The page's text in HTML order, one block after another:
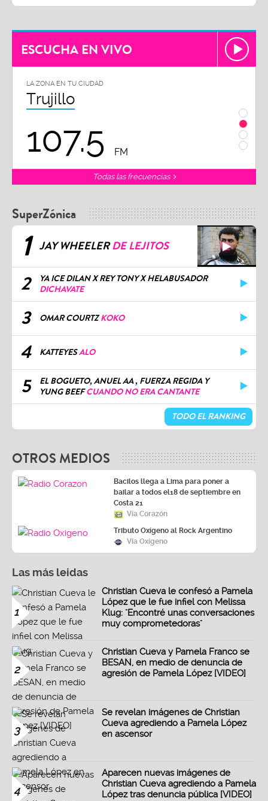
ESCUCHA EN VIVO
LA ZONA EN TU CIUDAD
Trujillo
107.5 FM
Todas las frecuencias
SuperZónica
1 JAY WHEELERDE LEJITOS
2
YA ICE DILAN X REY TONY X HELABUSADOR
DICHAVATE
3 OMAR COURTZKOKO
4 KATTEYESALO
5
EL BOGUETO, ANUEL AA , FUERZA REGIDA Y
YUNG BEEFCUANDO NO ERA CANTANTE
TODO EL RANKING
OTROS MEDIOS
Bacilos llega a Lima para poner a
bailar a todos el18 de septiembre en
Costa 21
Vía Corazón
Tributo Oxígeno al Rock Argentino
Vía Oxígeno
Las más leidas
1
Christian Cueva le confesó a Pamela
López que le fue infiel con Melissa
Klug: "Encontré unas conversaciones
muy comprometedoras"
2
Christian Cueva y Pamela Franco se
BESAN, en medio de denuncia de
agresión de Pamela López [VIDEO]
3
Se revelan imágenes de Christian
Cueva agrediendo a Pamela López
en ascensor
4
Aparecen nuevas imágenes de
Christian Cueva agrediendo a Pamela
López tras denuncia pública [VIDEO]